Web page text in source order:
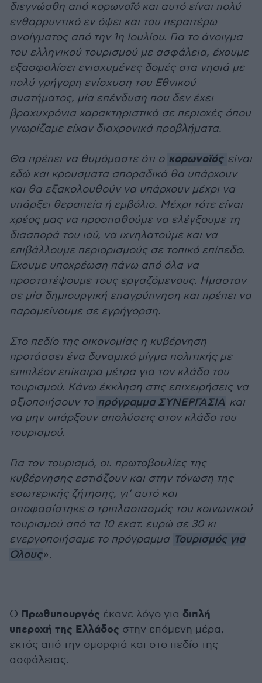
διεγνώσθη από κορωνοϊό και αυτό είναι πολύ
ενθαρρυντικό εν όψει και του περαιτέρω
ανοίγματος από την 1η Ιουλίου. Για το άνοιγμα
του ελληνικού τουρισμού με ασφάλεια, έχουμε
εξασφαλίσει ενισχυμένες δομές στα νησιά με
πολύ γρήγορη ενίσχυση του Εθνικού
συστήματος, μία επένδυση που δεν έχει
βραχυχρόνια χαρακτηριστικά σε περιοχές όπου
γνωρίζαμε είχαν διαχρονικά προβλήματα.
Θα πρέπει να θυμόμαστε ότι ο κορωνοϊός είναι
εδώ και κρουσματα σποραδικά θα υπάρχουν
και θα εξακολουθούν να υπάρχουν μέχρι να
υπάρξει θεραπεία ή εμβόλιο. Μέχρι τότε είναι
χρέος μας να προσπαθούμε να ελέγξουμε τη
διασπορά του ιού, να ιχνηλατούμε και να
επιβάλλουμε περιορισμούς σε τοπικό επίπεδο.
Εχουμε υποχρέωση πάνω από όλα να
προστατέψουμε τους εργαζόμενους. Ημασταν
σε μία δημιουργική επαγρύπνηση και πρέπει να
παραμείνουμε σε εγρήγορση.
Στο πεδίο της οικονομίας η κυβέρνηση
προτάσσει ένα δυναμικό μίγμα πολιτικής με
επιπλέον επίκαιρα μέτρα για τον κλάδο του
τουρισμού. Κάνω έκκληση στις επιχειρήσεις να
αξιοποιήσουν το πρόγραμμα ΣΥΝΕΡΓΑΣΙΑ και
να μην υπάρξουν απολύσεις στον κλάδο του
τουρισμού.
Για τον τουρισμό, οι. πρωτοβουλίες της
κυβέρνησης εστιάζουν και στην τόνωση της
εσωτερικής ζήτησης, γι’ αυτό και
αποφασίστηκε ο τριπλασιασμός του κοινωνικού
τουρισμού από τα 10 εκατ. ευρώ σε 30 κι
ενεργοποιήσαμε το πρόγραμμα Τουρισμός για
Ολους».
Ο Πρωθυπουργός έκανε λόγο για διπλή
υπεροχή της Ελλάδος στην επόμενη μέρα,
εκτός από την ομορφιά και στο πεδίο της
ασφάλειας.